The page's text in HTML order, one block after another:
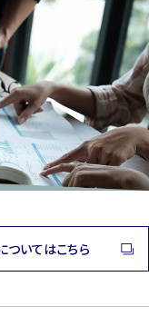
ついてはこちら